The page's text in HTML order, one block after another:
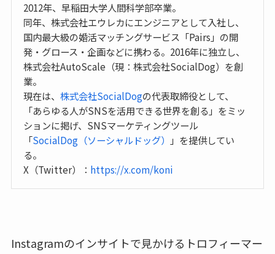
2012年、早稲田大学人間科学部卒業。
同年、株式会社エウレカにエンジニアとして入社し、
国内最大級の婚活マッチングサービス「Pairs」の開
発・グロース・企画などに携わる。2016年に独立し、
株式会社AutoScale（現：株式会社SocialDog）を創
業。
現在は、株式会社SocialDogの代表取締役として、
「あらゆる人がSNSを活用できる世界を創る」をミッ
ションに掲げ、SNSマーケティングツール
「SocialDog（ソーシャルドッグ）
」を提供してい
る。
X（Twitter）： https://x.com/koni
Instagramのインサイトで見かけるトロフィーマー